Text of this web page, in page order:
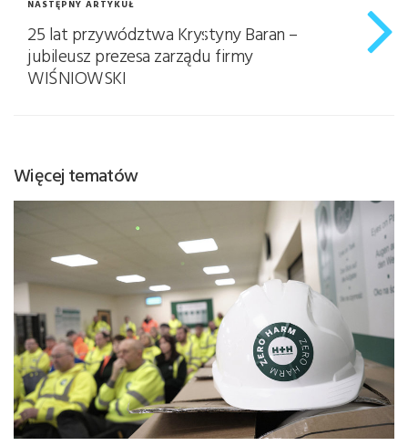
NASTĘPNY ARTYKUŁ
25 lat przywództwa Krystyny Baran –
jubileusz prezesa zarządu firmy
WIŚNIOWSKI
Więcej tematów